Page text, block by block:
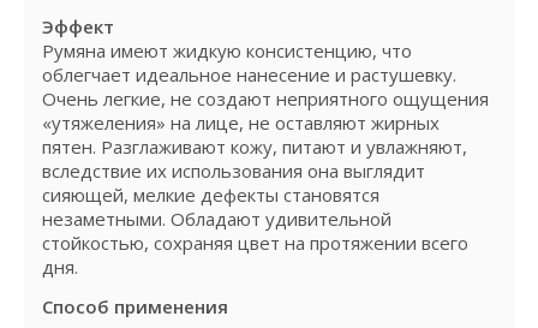
Эффект
Румяна имеют жидкую консистенцию, что
облегчает идеальное нанесение и растушевку.
Очень легкие, не создают неприятного ощущения
«утяжеления» на лице, не оставляют жирных
пятен. Разглаживают кожу, питают и увлажняют,
вследствие их использования она выглядит
сияющей, мелкие дефекты становятся
незаметными. Обладают удивительной
стойкостью, сохраняя цвет на протяжении всего
дня.
Способ применения